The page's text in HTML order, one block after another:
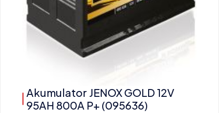
Akumulator JENOX GOLD 12V
95AH 800A P+ (095636)